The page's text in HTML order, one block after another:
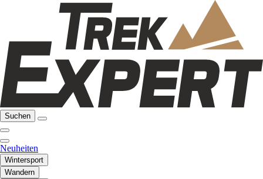
Suchen
Neuheiten
Wintersport
Wandern